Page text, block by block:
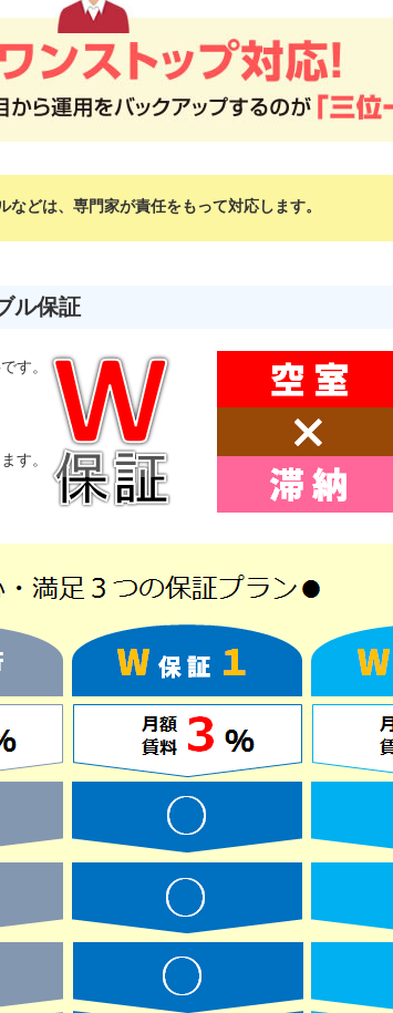
どは、専門家が責任をもって対応します。
ル保証
す。
す。